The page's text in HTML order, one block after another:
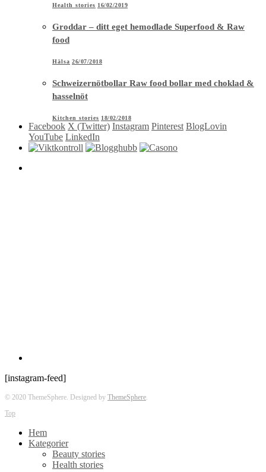
Health stories 16/02/2019
Groddar – ditt eget hemodlade Superfood & Raw
food
Hälsa 26/07/2018
Schweizernötbollar Raw food bollar med choklad &
hasselnöt
Kitchen stories 18/02/2018
Facebook X (Twitter) Instagram Pinterest BlogLovin
YouTube LinkedIn
[instagram-feed]
© 2020 ThemeSphere. Designed by ThemeSphere
Top
Hem
Kategorier
Beauty stories
Health stories